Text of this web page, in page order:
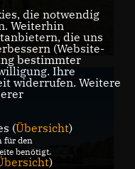
die notwendig
Weiterhin
die uns
(Website-
bestimmter
Ihre
widerrufen. Weitere
(Übersicht)
für den
benötigt.
)